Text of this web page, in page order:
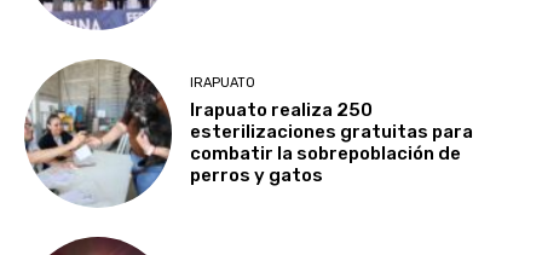
IRAPUATO
Irapuato realiza 250
esterilizaciones gratuitas para
combatir la sobrepoblación de
perros y gatos